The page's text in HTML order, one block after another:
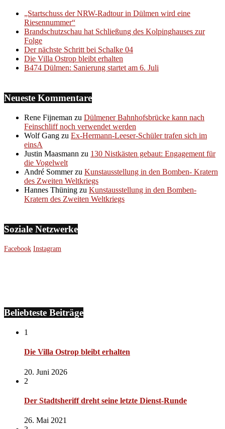
„Startschuss der NRW-Radtour in Dülmen wird eine
Riesennummer“
Brandschutzschau hat Schließung des Kolpinghauses zur
Folge
Der nächste Schritt bei Schalke 04
Die Villa Ostrop bleibt erhalten
B474 Dülmen: Sanierung startet am 6. Juli
Neueste Kommentare
Rene Fijneman zu Dülmener Bahnhofsbrücke kann nach
Feinschliff noch verwendet werden
Wolf Gang zu Ex-Hermann-Leeser-Schüler trafen sich im
einsA
Justin Maasmann zu 130 Nistkästen gebaut: Engagement für
die Vogelwelt
André Sommerzu Kunstausstellung in den Bomben- Kratern
des Zweiten Weltkriegs
Hannes Thüning zu Kunstausstellung in den Bomben-
Kratern des Zweiten Weltkriegs
Soziale Netzwerke
Facebook Instagram
Beliebteste Beiträge
1
Die Villa Ostrop bleibt erhalten
20. Juni 2026
2
Der Stadtsheriff dreht seine letzte Dienst-Runde
26. Mai 2021